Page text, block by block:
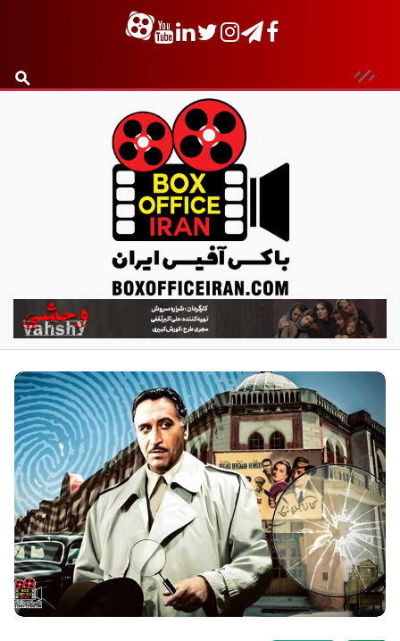
ب
ا
ک
س
آ
ف
ی
س
ا
ی
ر
ا
ن